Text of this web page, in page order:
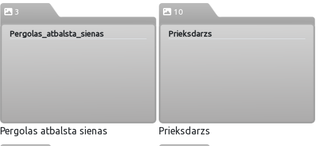
3
Pergolas_atbalsta_sienas
Pergolas atbalsta sienas
10
Prieksdarzs
Prieksdarzs